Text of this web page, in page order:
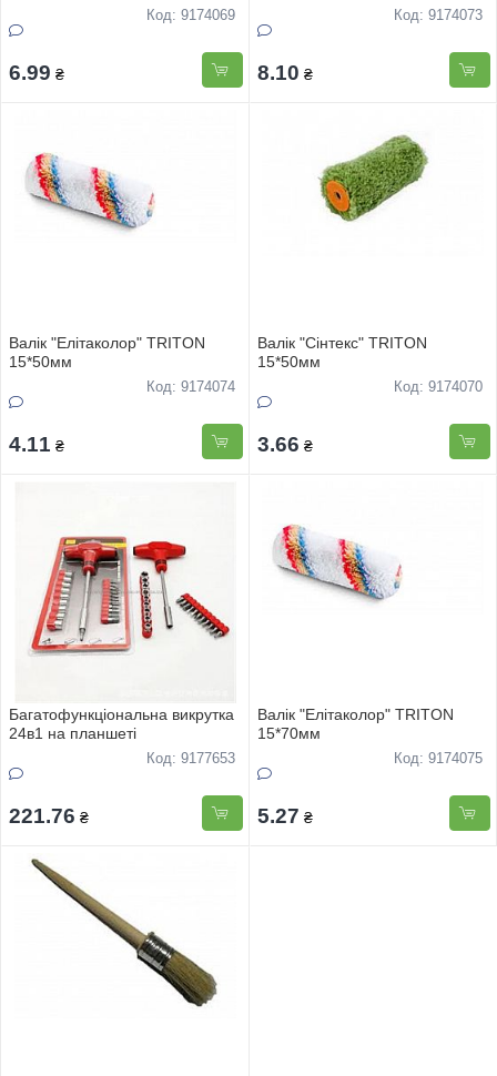
Код: 9174069
6.99 ₴
Код: 9174073
8.10 ₴
Валiк "Елiтаколор" TRITON
15*50мм
Код: 9174074
4.11 ₴
Валiк "Сiнтекс" TRITON
15*50мм
Код: 9174070
3.66 ₴
Багатофункцiональна викрутка
24в1 на планшетi
Код: 9177653
221.76 ₴
Валiк "Елiтаколор" TRITON
15*70мм
Код: 9174075
5.27 ₴